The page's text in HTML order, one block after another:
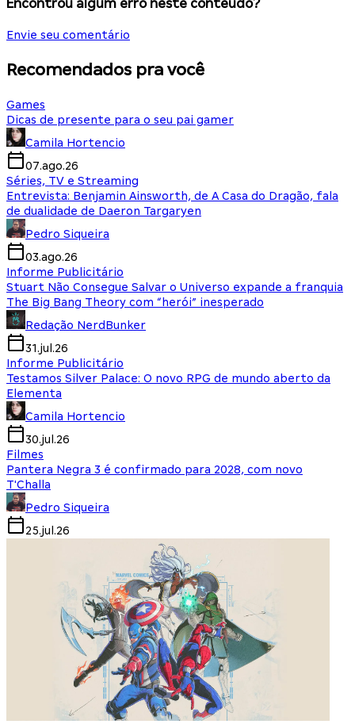
Encontrou algum erro neste conteúdo?
Envie seu comentário
Recomendados pra você
Games
Dicas de presente para o seu pai gamer
Camila Hortencio
07.ago.26
Séries, TV e Streaming
Entrevista: Benjamin Ainsworth, de A Casa do Dragão, fala
de dualidade de Daeron Targaryen
Pedro Siqueira
03.ago.26
Informe Publicitário
Stuart Não Consegue Salvar o Universo expande a franquia
The Big Bang Theory com “herói” inesperado
Redação NerdBunker
31.jul.26
Informe Publicitário
Testamos Silver Palace: O novo RPG de mundo aberto da
Elementa
Camila Hortencio
30.jul.26
Filmes
Pantera Negra 3 é confirmado para 2028, com novo
T'Challa
Pedro Siqueira
25.jul.26